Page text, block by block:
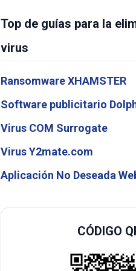
Top de guías para la
virus
Ransomware XHAMSTER
Software publicitario
Virus COM Surrogate
Virus Y2mate.com
Aplicación No Deseada
CÓDIGO